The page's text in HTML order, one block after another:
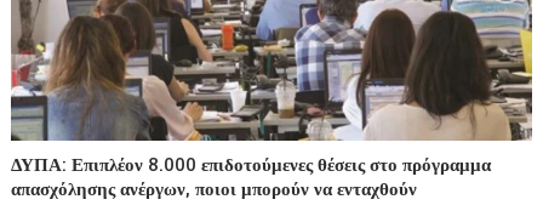
ΔΥΠΑ: Επιπλέον 8.000 επιδοτούμενες θέσεις στο πρόγραμμα
απασχόλησης ανέργων, ποιοι μπορούν να ενταχθούν